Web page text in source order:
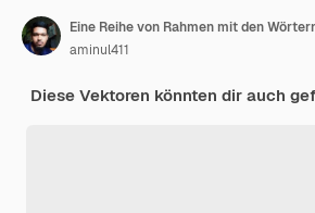
Eine Reihe von Rahmen mit den
aminul411
Diese Vektoren könnten dir auch